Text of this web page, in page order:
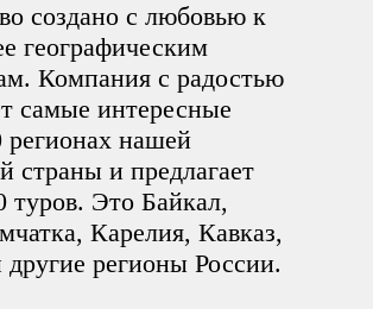
создано с любовью к
географическим
Компания с радостью
самые интересные
регионах нашей
страны и предлагает
туров. Это Байкал,
Карелия, Кавказ,
регионы России.